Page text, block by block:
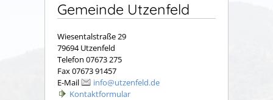
Gemeinde Utzenfeld
Wiesentalstraße 29
79694 Utzenfeld
Telefon 07673 275
Fax 07673 91457
E-Mail
info@utzenfeld.de
Kontaktformular